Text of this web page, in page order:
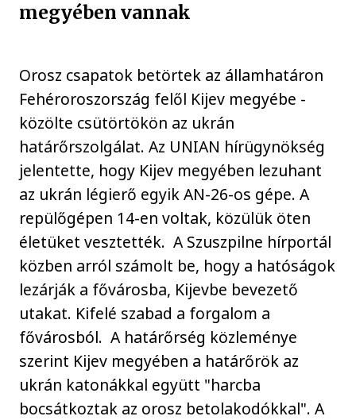
megyében vannak
Orosz csapatok betörtek az államhatáron
Fehéroroszország felől Kijev megyébe -
közölte csütörtökön az ukrán
határőrszolgálat. Az UNIAN hírügynökség
jelentette, hogy Kijev megyében lezuhant
az ukrán légierő egyik AN-26-os gépe. A
repülőgépen 14-en voltak, közülük öten
életüket vesztették. A Szuszpilne hírportál
közben arról számolt be, hogy a hatóságok
lezárják a fővárosba, Kijevbe bevezető
utakat. Kifelé szabad a forgalom a
fővárosból. A határőrség közleménye
szerint Kijev megyében a határőrök az
ukrán katonákkal együtt "harcba
bocsátkoztak az orosz betolakodókkal". A